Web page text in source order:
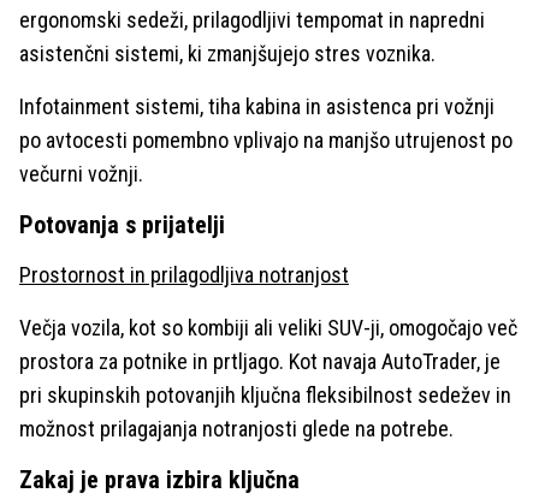
ergonomski sedeži, prilagodljivi tempomat in napredni
asistenčni sistemi, ki zmanjšujejo stres voznika.
Infotainment sistemi, tiha kabina in asistenca pri vožnji
po avtocesti pomembno vplivajo na manjšo utrujenost po
večurni vožnji.
Potovanja s prijatelji
Prostornost in prilagodljiva notranjost
Večja vozila, kot so kombiji ali veliki SUV-ji, omogočajo več
prostora za potnike in prtljago. Kot navaja AutoTrader, je
pri skupinskih potovanjih ključna fleksibilnost sedežev in
možnost prilagajanja notranjosti glede na potrebe.
Zakaj je prava izbira ključna